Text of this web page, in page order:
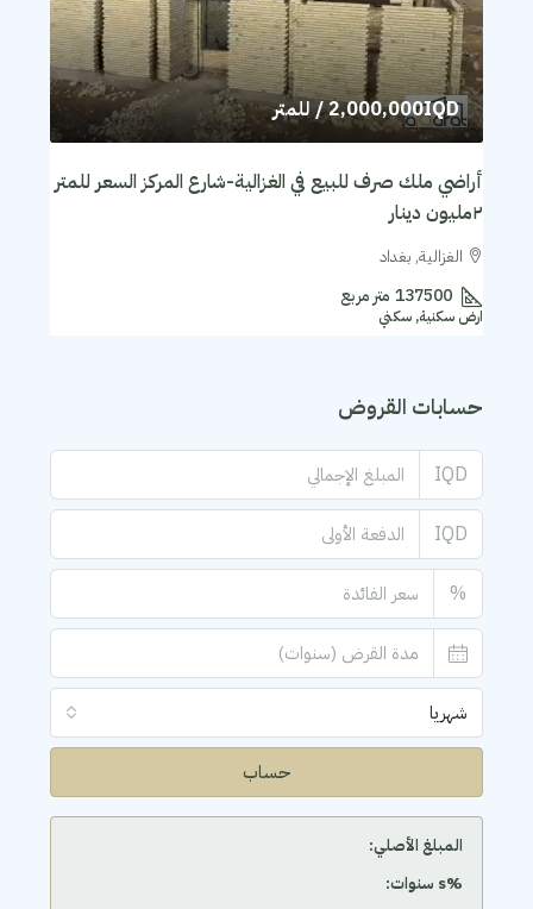
2,000,000IQD/ للمتر
أراضي ملك صرف للبيع في الغزالية-شارع المركز السعر للمتر
٢مليون دينار
الغزالية, بغداد
137500 متر مربع
ارض سكنية, سكني
حسابات القروض
IQD
IQD
%
شهريا
حساب
المبلغ الأصلي:
‫%s سنوات: